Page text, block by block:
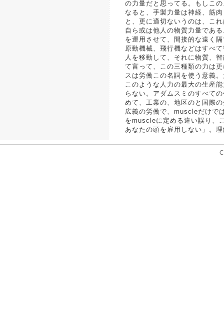
の力量だと思ってる。もしこ
なると、手製力量は神経、筋
と、更に適切ないうのは、こ
自ら或は他人の物質力量であ
を運用させて、間接的な遠く
原動機械、飛行機などはすべ
人を移動して、それに物質、
て言って、この三種類の力は
スは労働この名詞を使う意義
このような人力の最大の生産
らない。アダムスミのすべて
めて、工業の、地区のと国際
広義の労働で、muscleだけで
をmuscleに定める違い誤り、
あなたの頭を雇用しない」。